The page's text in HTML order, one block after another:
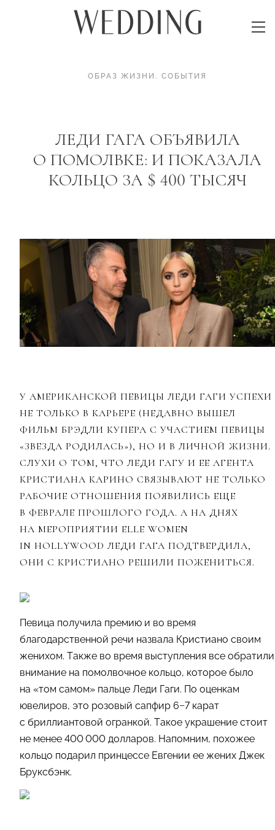
ОБРАЗ ЖИЗНИ . СОБЫТИЯ
ЛЕДИ ГАГА ОБЪЯВИЛА
О ПОМОЛВКЕ: И ПОКАЗАЛА
КОЛЬЦО ЗА $ 400 ТЫСЯЧ
У АМЕРИКАНСКОЙ ПЕВИЦЫ ЛЕДИ ГАГИ УСПЕХИ
НЕ ТОЛЬКО В КАРЬЕРЕ (НЕДАВНО ВЫШЕЛ
ФИЛЬМ БРЭДЛИ КУПЕРА С УЧАСТИЕМ ПЕВИЦЫ
«ЗВЕЗДА РОДИЛАСЬ»), НО И В ЛИЧНОЙ ЖИЗНИ.
СЛУХИ О ТОМ, ЧТО ЛЕДИ ГАГУ И ЕЕ АГЕНТА
КРИСТИАНА КАРИНО СВЯЗЫВАЮТ НЕ ТОЛЬКО
РАБОЧИЕ ОТНОШЕНИЯ ПОЯВИЛИСЬ ЕЩЕ
В ФЕВРАЛЕ ПРОШЛОГО ГОДА. А НА ДНЯХ
НА МЕРОПРИЯТИИ ELLE WOMEN
IN HOLLYWOOD ЛЕДИ ГАГА ПОДТВЕРДИЛА,
ОНИ С КРИСТИАНО РЕШИЛИ ПОЖЕНИТЬСЯ.
Певица получила премию и во время
благодарственной речи назвала Кристиано своим
женихом. Также во время выступления все обратили
внимание на помолвочное кольцо, которое было
на «том самом» пальце Леди Гаги. По оценкам
ювелиров, это розовый сапфир 6−7 карат
с бриллиантовой огранкой. Такое украшение стоит
не менее 400 000 долларов. Напомним, похожее
кольцо подарил принцессе Евгении ее жених Джек
Бруксбэнк.